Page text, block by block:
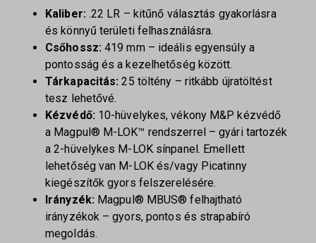
Kaliber: .22 LR – kitűnő választás gyakorlásra
és könnyű területi felhasználásra.
Csőhossz: 419 mm – ideális egyensúly a
pontosság és a kezelhetőség között.
Tárkapacitás: 25 töltény – ritkább újratöltést
tesz lehetővé.
Kézvédő: 10-hüvelykes, vékony M&P kézvédő
a Magpul® M-LOK™ rendszerrel – gyári tartozék
a 2-hüvelykes M-LOK sínpanel. Emellett
lehetőség van M-LOK és/vagy Picatinny
kiegészítők gyors felszerelésére.
Irányzék: Magpul® MBUS® felhajtható
irányzékok – gyors, pontos és strapabíró
megoldás.